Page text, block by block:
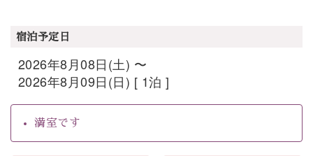
宿泊予定日
2026年8月08日(土) 〜
2026年8月09日(日) [ 1泊 ]
満室です